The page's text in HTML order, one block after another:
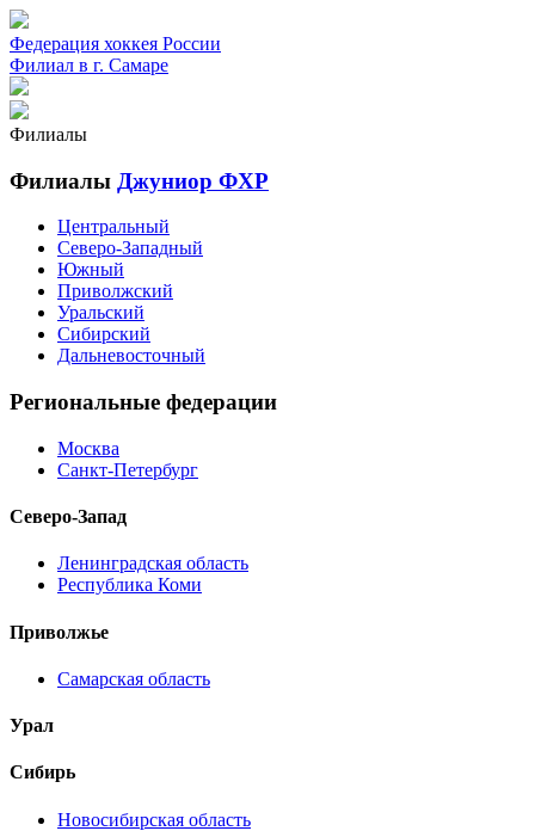
Федерация хоккея России
Филиал в г. Самаре
Филиалы
Филиалы Джуниор ФХР
Центральный
Северо-Западный
Южный
Приволжский
Уральский
Сибирский
Дальневосточный
Региональные федерации
Москва
Санкт-Петербург
Северо-Запад
Ленинградская область
Республика Коми
Приволжье
Самарская область
Урал
Сибирь
Новосибирская область